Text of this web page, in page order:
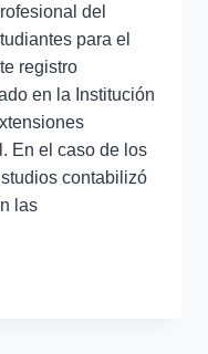
del
para el
registro
en la Institución
En el caso de los
contabilizó
las